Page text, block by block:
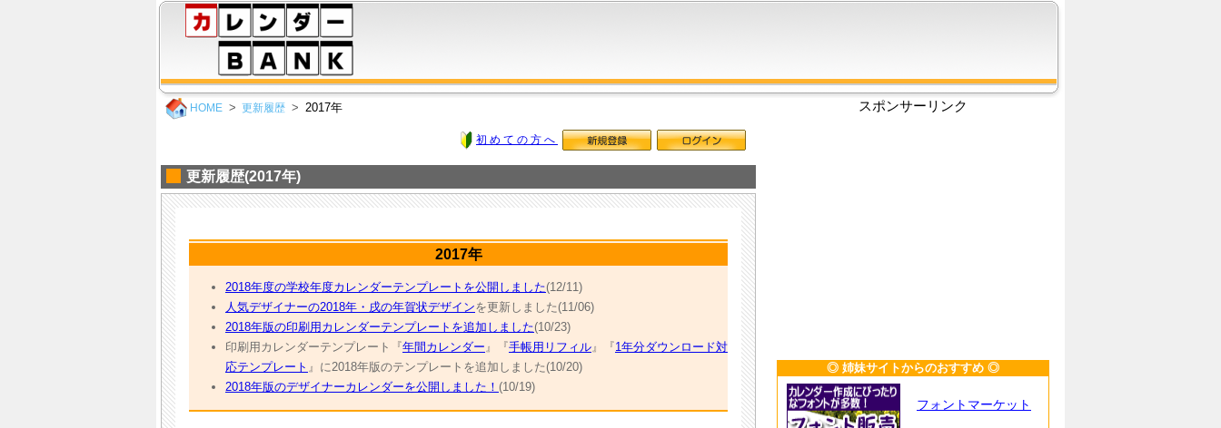
HOME 更新履歴 2017年
初めての方へ
更新履歴(2017年)
2017年
2018年度の学校年度カレンダーテンプレートを公開しました(12/11)
人気デザイナーの2018年・戌の年賀状デザインを更新しました(11/06)
2018年版の印刷用カレンダーテンプレートを追加しました(10/23)
印刷用カレンダーテンプレート『年間カレンダー 』『手帳用リフィル』『1年分ダウンロード対
応テンプレート 』に2018年版のテンプレートを追加しました(10/20)
2018年版のデザイナーカレンダーを公開しました！ (10/19)
スポンサーリンク
◎ 姉妹サイトからのおすすめ ◎
フォントマーケット